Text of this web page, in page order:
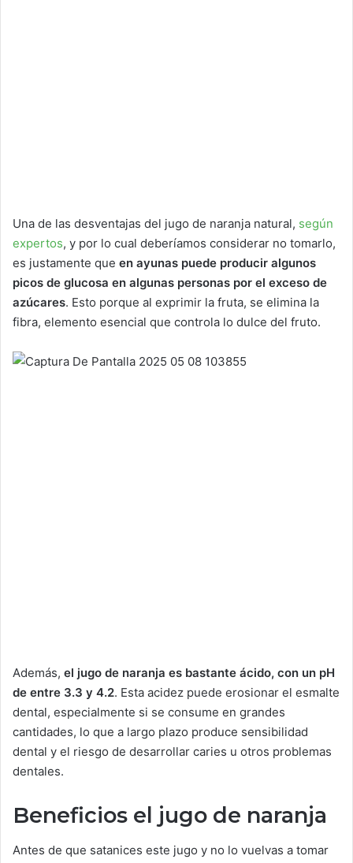
Una de las desventajas del jugo de naranja natural, según
expertos, y por lo cual deberíamos considerar no tomarlo,
es justamente que en ayunas puede producir algunos
picos de glucosa en algunas personas por el exceso de
azúcares. Esto porque al exprimir la fruta, se elimina la
fibra, elemento esencial que controla lo dulce del fruto.
Además, el jugo de naranja es bastante ácido, con un pH
de entre 3.3 y 4.2. Esta acidez puede erosionar el esmalte
dental, especialmente si se consume en grandes
cantidades, lo que a largo plazo produce sensibilidad
dental y el riesgo de desarrollar caries u otros problemas
dentales.
Beneficios el jugo de naranja
Antes de que satanices este jugo y no lo vuelvas a tomar